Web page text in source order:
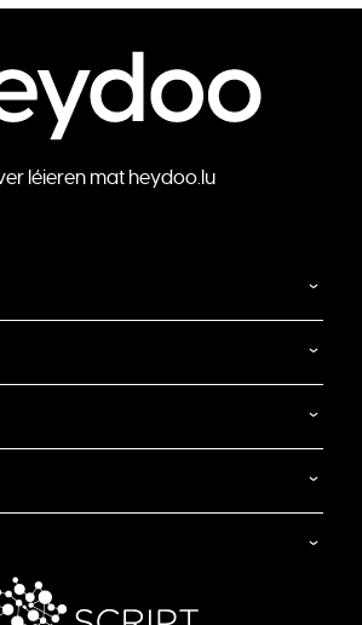
léieren mat heydoo.lu